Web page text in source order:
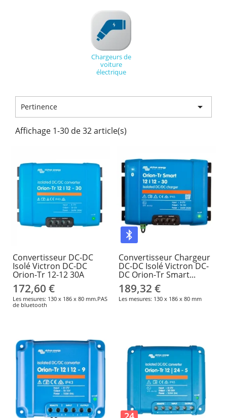
Chargeurs de
voiture
électrique
Pertinence 
Affichage 1-30 de 32 article(s)
Convertisseur DC-DC
Isolé Victron DC-DC
Orion-Tr 12-12 30A
172,60 €
Les mesures: 130 x 186 x 80 mm.PAS
de bluetooth
Convertisseur Chargeur
DC-DC Isolé Victron DC-
DC Orion-Tr Smart...
189,32 €
Les mesures: 130 x 186 x 80 mm